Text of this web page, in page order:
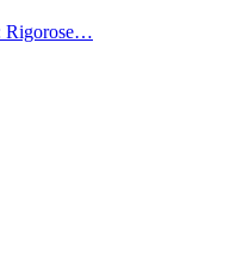
Rigorose…